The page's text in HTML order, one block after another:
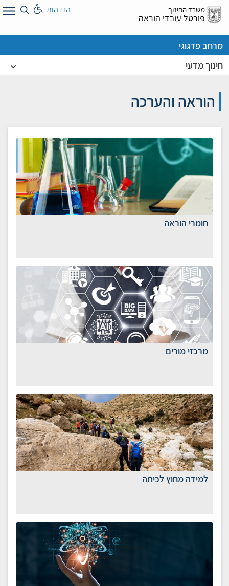
דלג
אל
משרד החינוך
פורטל עובדי הוראה
הזדהות
מרחב פדגוגי
חינוך מדעי
הוראה והערכה
חומרי הוראה
​מרכזי מורים
​למידה מחוץ לכיתה